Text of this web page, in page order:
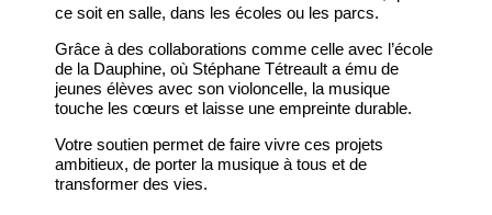
ce soit en salle, dans les écoles ou les parcs.
Grâce à des collaborations comme celle avec l’école
de la Dauphine, où Stéphane Tétreault a ému de
jeunes élèves avec son violoncelle, la musique
touche les cœurs et laisse une empreinte durable.
Votre soutien permet de faire vivre ces projets
ambitieux, de porter la musique à tous et de
transformer des vies.